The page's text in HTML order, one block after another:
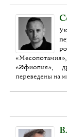
«Эфиопия»,
переведены на